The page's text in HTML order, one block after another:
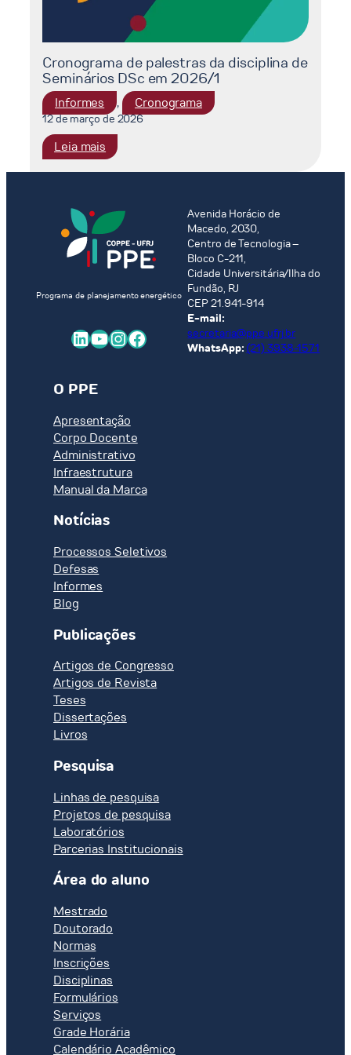
Cronograma de palestras da disciplina de
Seminários DSc em 2026/1
Informes , Cronograma
12 de março de 2026
Leia mais
Cronograma
da
disciplina
de
Seminários
em
Programa de planejamento energético
LinkedIn Youtube InstagramFacebook
Avenida Horácio de
Macedo, 2030,
Centro de Tecnologia –
Bloco C-211,
Cidade Universitária/Ilha do
Fundão, RJ
CEP 21.941-914
E-mail:
secretaria@ppe.ufrj.br
WhatsApp: (21) 3938-1571
O PPE
Apresentação
Corpo Docente
Administrativo
Infraestrutura
Manual da Marca
Notícias
Processos Seletivos
Defesas
Informes
Blog
Publicações
Artigos de Congresso
Artigos de Revista
Teses
Dissertações
Livros
Pesquisa
Linhas de pesquisa
Projetos de pesquisa
Laboratórios
Parcerias Institucionais
Área do aluno
Mestrado
Doutorado
Normas
Inscrições
Disciplinas
Formulários
Serviços
Grade Horária
Calendário Acadêmico